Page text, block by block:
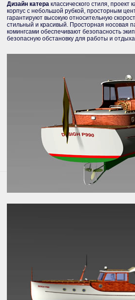
Дизайн катера классического стиля,
корпус с небольшой рубкой, просторным
гарантируют высокую относительную
стильный и красивый. Просторная носовая
комингсами обеспечивают безопасность
безопасную обстановку для работы и